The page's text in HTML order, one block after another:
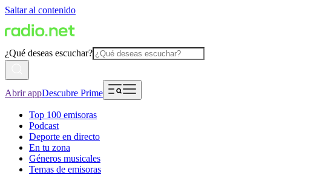
Saltar al contenido
¿Qué deseas escuchar?
Abrir appDescubre Prime
Top 100 emisoras
Podcast
Deporte en directo
En tu zona
Géneros musicales
Temas de emisoras